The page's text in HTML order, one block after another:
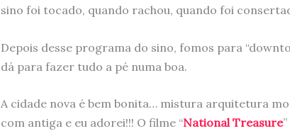
sino foi tocado, quando rachou, quando foi
Depois desse programa do sino, fomos para
dá para fazer tudo a pé numa boa.
A cidade nova é bem bonita… mistura arquitetura
com antiga e eu adorei!!! O filme “National Treasure”